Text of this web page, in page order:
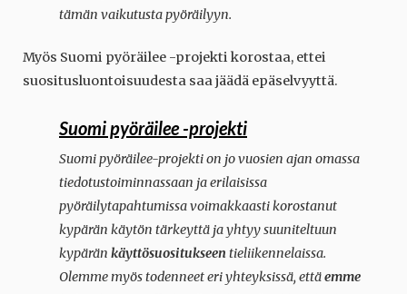
tämän vaikutusta pyöräilyyn.
Myös Suomi pyöräilee -projekti korostaa, ettei
suositusluontoisuudesta saa jäädä epäselvyyttä.
Suomi pyöräilee -projekti
Suomi pyöräilee-projekti on jo vuosien ajan omassa
tiedotustoiminnassaan ja erilaisissa
pyöräilytapahtumissa voimakkaasti korostanut
kypärän käytön tärkeyttä ja yhtyy suuniteltuun
kypärän käyttösuositukseen tieliikennelaissa.
Olemme myös todenneet eri yhteyksissä, ettäemme